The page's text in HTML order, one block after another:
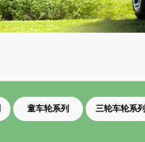
童车轮系列 三轮车轮系列